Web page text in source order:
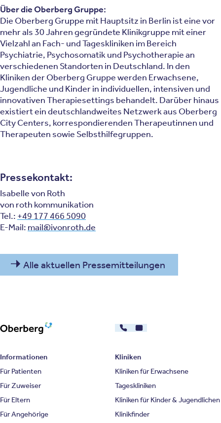
Über die Oberberg Gruppe:
Die Oberberg Gruppe mit Hauptsitz in Berlin ist eine vor
mehr als 30 Jahren gegründete Klinikgruppe mit einer
Vielzahl an Fach- und Tageskliniken im Bereich
Psychiatrie, Psychosomatik und Psychotherapie an
verschiedenen Standorten in Deutschland. In den
Kliniken der Oberberg Gruppe werden Erwachsene,
Jugendliche und Kinder in individuellen, intensiven und
innovativen Therapiesettings behandelt. Darüber hinaus
existiert ein deutschlandweites Netzwerk aus Oberberg
City Centers, korrespondierenden Therapeutinnen und
Therapeuten sowie Selbsthilfegruppen.
Pressekontakt:
Isabelle von Roth
von roth kommunikation
Tel.: +49 177 466 5090
E-Mail: mail@ivonroth.de
Alle aktuellen Pressemitteilungen
030 - 26478607
Kontakt
Informationen
Für Patienten
Für Zuweiser
Für Eltern
Für Angehörige
Kliniken
Kliniken für Erwachsene
Tageskliniken
Kliniken für Kinder & Jugendlichen
Klinikfinder